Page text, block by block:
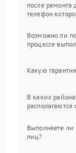
после ремонта
телефон
Возможно ли
процессе
Какую
В каких
Выполняете
лиц?